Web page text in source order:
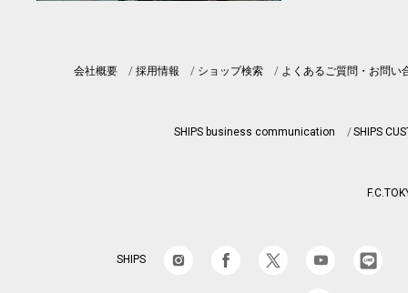
会社概要 採用情報 ショップ検索 よくあるご質問・お問い
SHIPS business communication SHIPS
SHIPS